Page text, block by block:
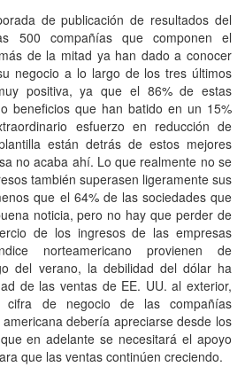
de publicación de resultados del
500 compañías que componen el
de la mitad ya han dado a conocer
negocio a lo largo de los tres últimos
positiva, ya que el 86% de estas
beneficios que han batido en un 15%
esfuerzo en reducción de
están detrás de estos mejores
no acaba ahí. Lo que realmente no se
también superasen ligeramente sus
que el 64% de las sociedades que
noticia, pero no hay que perder de
de los ingresos de las empresas
norteamericano provienen de
del verano, la debilidad del dólar ha
de las ventas de EE. UU. al exterior,
de negocio de las compañías
debería apreciarse desde los
en adelante se necesitará el apoyo
que las ventas continúen creciendo.